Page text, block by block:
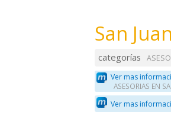
San
categorías
Ver mas
ASESORIAS EN
Ver mas